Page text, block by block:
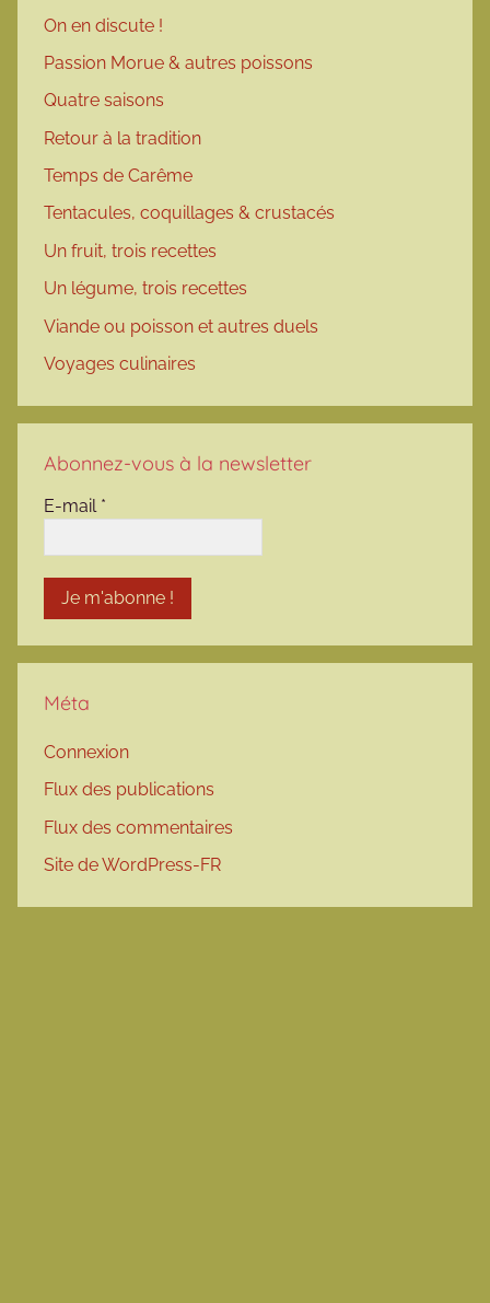
On en discute !
Passion Morue & autres poissons
Quatre saisons
Retour à la tradition
Temps de Carême
Tentacules, coquillages & crustacés
Un fruit, trois recettes
Un légume, trois recettes
Viande ou poisson et autres duels
Voyages culinaires
Abonnez-vous à la newsletter
E-mail *
Méta
Connexion
Flux des publications
Flux des commentaires
Site de WordPress-FR